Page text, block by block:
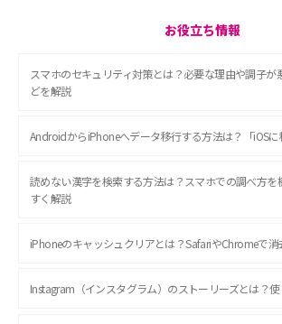
お役立ち情報
スマホのセキュリティ対策とは？必要な理由や調子が
どを解説
AndroidからiPhoneへデータ移行する方法は？「iOS
読めない漢字を検索する方法は？スマホでの調べ方を
すく解説
iPhoneのキャッシュクリアとは？SafariやChromeで
Instagram（インスタグラム）のストーリーズとは？